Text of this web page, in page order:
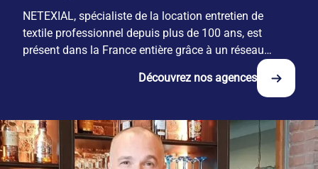
NETEXIAL, spécialiste de la location entretien de
textile professionnel depuis plus de 100 ans, est
présent dans la France entière grâce à un réseau
Découvrez nos agences